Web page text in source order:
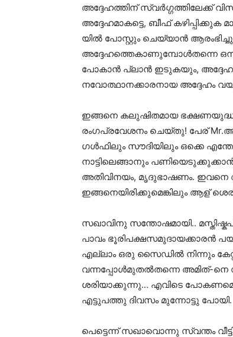
അദ്ദേഹത്തിന് സ്വർഗ്ഗത്തിലേക്ക്
അദ്ദേഹമാകട്ടെ, ബീഫ്
യിൽ പോസ്റ്റും ചെയ്യാൻ
അദ്ദേഹത്തെകാണുമ്പോൾതന്നെ
പോകാൻ പ്ലാൻ ഇടുകയും,
നവോത്ഥാനക്കാരനായ അദ്ദേഹം
ഇങ്ങനെ കലുഷിതമായ
രംഗപ്രവേശനം ചെയ്തു! പേര്
ഗൾഫിലും സൗദിയിലും ഒക്കെ
നാട്ടിലെങ്ങാനും
അതിവിനയം, മൃദുഭാഷണം. ഇവനെ
ഇങ്ങനെയിരിക്കുമെങ്കിലും ആള്
സഖാവിനു സന്തോഷമായി..
പാവം ഭൂരിപക്ഷസമുദായക്കാരൻ
എല്ലാം ഒരു സൈഡിൽ നിന്നും
വന്നപ്പോൾമുതൽതന്നെ അമിത്-
ശരിയാക്കുന്നു… എവിടെ
എട്ടുപത്തു ദിവസം മുന്നോട്ടു പോയി.
പെട്ടെന്ന് സഖാവൊന്നു സ്വന്തം